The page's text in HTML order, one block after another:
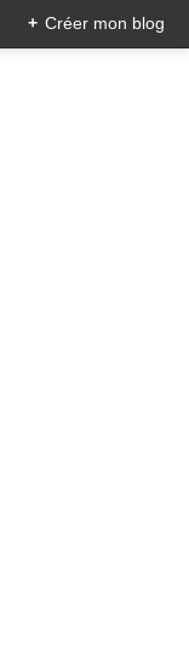
+ Créer mon blog